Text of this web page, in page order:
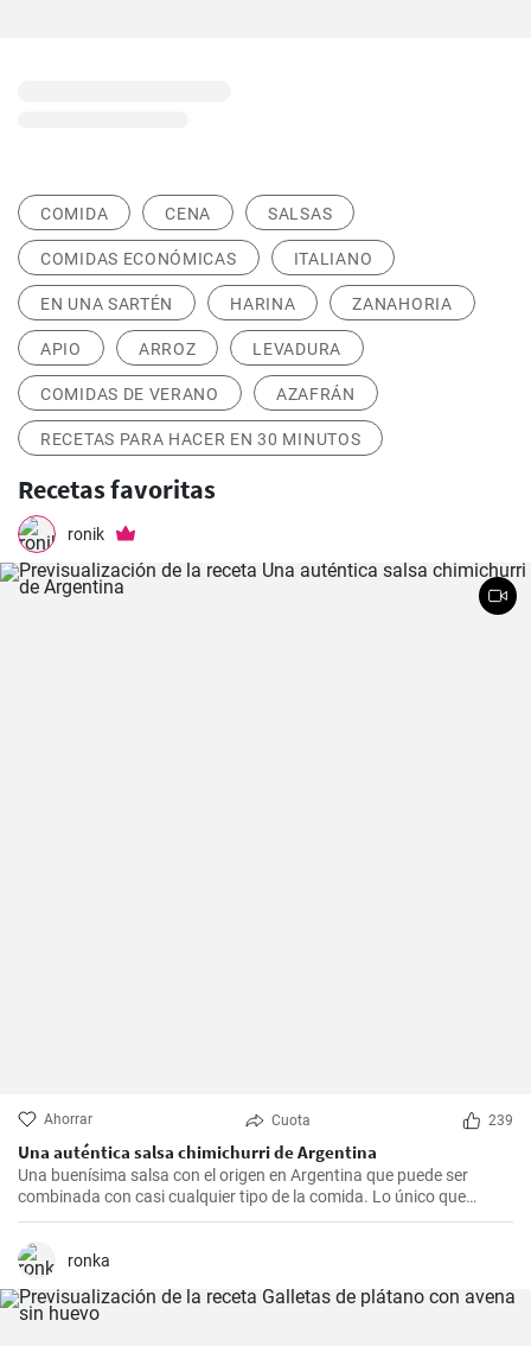
COMIDA CENA SALSAS
COMIDAS ECONÓMICAS ITALIANO
EN UNA SARTÉN HARINA ZANAHORIA
APIO ARROZ LEVADURA
COMIDAS DE VERANO AZAFRÁN
RECETAS PARA HACER EN 30 MINUTOS
Recetas favoritas
ronik
Ahorrar Cuota 239
Una auténtica salsa chimichurri de Argentina
Una buenísima salsa con el origen en Argentina que puede ser
combinada con casi cualquier tipo de la comida. Lo único que
debería hacer es seguir la receta presente.
ronka